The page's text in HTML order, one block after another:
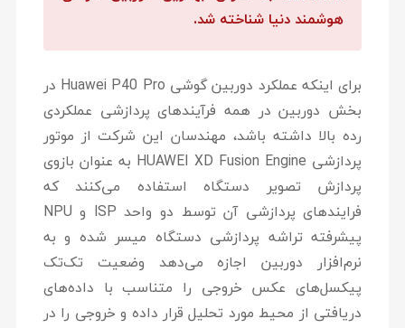
هوشمند دنیا شناخته شد.
برای اینکه عملکرد دوربین گوشی Huawei P40 Pro در
بخش دوربین در همه فرآیندهای پردازشی عملکردی
رده بالا داشته باشد، مهندسان این شرکت از موتور
پردازشی HUAWEI XD Fusion Engine به عنوان بازوی
پردازش تصویر دستگاه استفاده می‌کنند که
فرایندهای پردازشی آن توسط دو واحد ISP و NPU
پیشرفته تراشه پردازشی دستگاه میسر شده و به
نرم‌افزار دوربین اجازه می‌دهد وضعیت تک‌تک
پیکسل‌های عکس خروجی را متناسب با داده‌های
دریافتی از محیط مورد تحلیل قرار داده و خروجی را در